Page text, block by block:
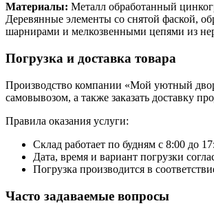
Материалы: Металл обработанный
Деревянные элементы со снятой фаской,
шарнирами и мелкозвенными цепями из
Погрузка и доставка товара
Производство компании «Мой уютный
самовывозом, а также заказать доставку
Правила оказания услуги:
Склад работает по будням с 8:00 до
Дата, время и вариант погрузки
Погрузка производится в
Часто задаваемые вопросы